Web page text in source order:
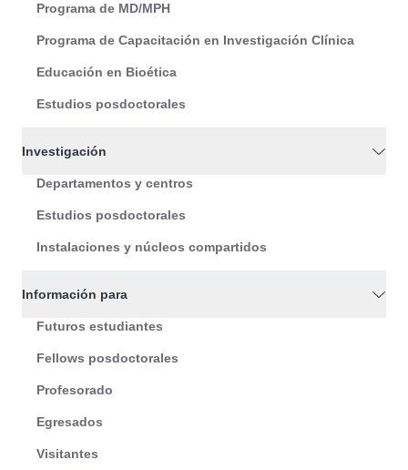
Programa de MD/MPH
Programa de Capacitación en Investigación Clínica
Educación en Bioética
Estudios posdoctorales
Investigación
Departamentos y centros
Estudios posdoctorales
Instalaciones y núcleos compartidos
Información para
Futuros estudiantes
Fellows posdoctorales
Profesorado
Egresados
Visitantes